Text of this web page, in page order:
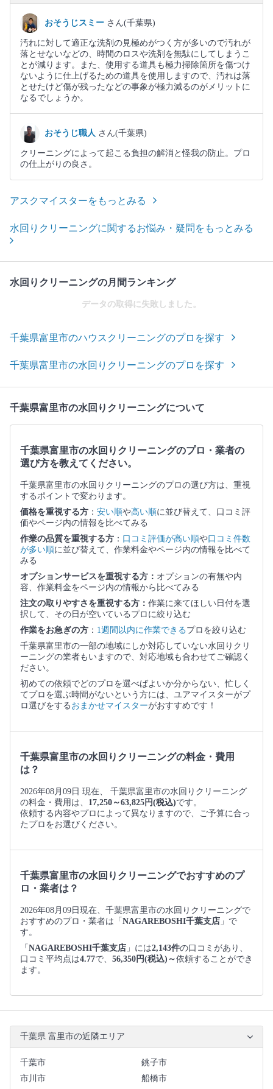
おそうじスミー さん(千葉県)
汚れに対して適正な洗剤の見極めがつく方が多いので汚れが
落とせないなどの、時間のロスや洗剤を無駄にしてしまうこ
とが減ります。また、使用する道具も極力掃除箇所を傷つけ
ないように仕上げるための道具を使用しますので、汚れは落
とせたけど傷が残ったなどの事象が極力減るのがメリットに
なるでしょうか。
おそうじ職人 さん(千葉県)
クリーニングによって起こる負担の解消と怪我の防止。プロ
の仕上がりの良さ。
アスクマイスターをもっとみる
水回りクリーニングに関するお悩み・疑問をもっとみる
水回りクリーニングの月間ランキング
データの取得に失敗しました。
千葉県富里市のハウスクリーニングのプロを探す
千葉県富里市の水回りクリーニングのプロを探す
千葉県富里市の水回りクリーニングについて
千葉県富里市の水回りクリーニングのプロ・業者の
選び方を教えてください。
千葉県富里市の水回りクリーニングのプロの選び方は、重視
するポイントで変わります。
価格を重視する方 ： 安い順や高い順に並び替えて、口コミ評
価やページ内の情報を比べてみる
作業の品質を重視する方 ： 口コミ評価が高い順や口コミ件数
が多い順に並び替えて、作業料金やページ内の情報を比べて
みる
オプションサービスを重視する方： オプションの有無や内
容、作業料金をページ内の情報から比べてみる
注文の取りやすさを重視する方： 作業に来てほしい日付を選
択して、その日が空いているプロに絞り込む
作業をお急ぎの方 ： 1週間以内に作業できるプロを絞り込む
千葉県富里市の一部の地域にしか対応していない水回りクリ
ーニングの業者もいますので、対応地域も合わせてご確認く
ださい。
初めての依頼でどのプロを選べばよいか分からない、忙しく
てプロを選ぶ時間がないという方には、ユアマイスターがプ
ロ選びをする おまかせマイスターがおすすめです！
千葉県富里市の水回りクリーニングの料金・費用
は？
2026年08月09日 現在、 千葉県富里市の水回りクリーニング
の料金・費用は、 17,250～63,825円(税込)です。
依頼する内容やプロによって異なりますので、ご予算に合っ
たプロをお選びください。
千葉県富里市の水回りクリーニングでおすすめのプ
ロ・業者は？
2026年08月09日現在、千葉県富里市の水回りクリーニングで
おすすめのプロ・業者は「 NAGAREBOSHI千葉支店 」で
す。
「 NAGAREBOSHI千葉支店 」には2,143件の口コミがあり、
口コミ平均点は4.77で、 56,350円(税込)～依頼することができ
ます。
千葉県 富里市の近隣エリア
千葉市
銚子市
市川市
船橋市